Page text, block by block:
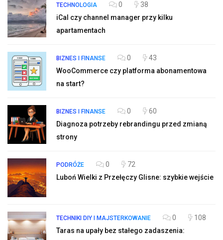
TECHNOLOGIA 0
38
iCal czy channel manager przy kilku
apartamentach
BIZNES I FINANSE 0
43
WooCommerce czy platforma abonamentowa
na start?
BIZNES I FINANSE 0
60
Diagnoza potrzeby rebrandingu przed zmianą
strony
PODRÓŻE 0
72
Luboń Wielki z Przełęczy Glisne: szybkie wejście
TECHNIKI DIY I MAJSTERKOWANIE 0
108
Taras na upały bez stałego zadaszenia: